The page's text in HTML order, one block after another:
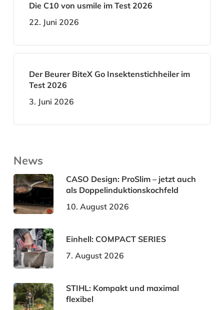
Die C10 von usmile im Test 2026
22. Juni 2026
Der Beurer BiteX Go Insektenstichheiler im
Test 2026
3. Juni 2026
News
CASO Design: ProSlim – jetzt auch
als Doppelinduktionskochfeld
10. August 2026
Einhell: COMPACT SERIES
7. August 2026
STIHL: Kompakt und maximal
flexibel